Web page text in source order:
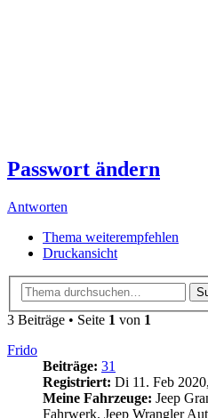
Passwort ändern
Antworten
Thema weiterempfehlen
Druckansicht
3 Beiträge • Seite 1 von 1
Frido
Beiträge: 31
Registriert: Di 11. Feb
Meine Fahrzeuge: Jeep
Fahrwerk. Jeep Wrangler